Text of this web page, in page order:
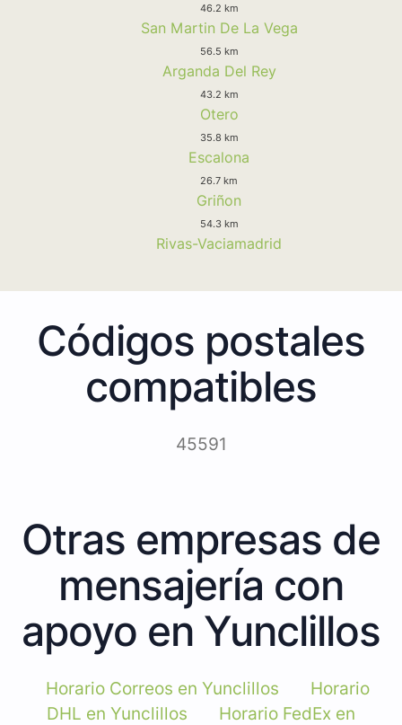
46.2 km
San Martin De La Vega
56.5 km
Arganda Del Rey
43.2 km
Otero
35.8 km
Escalona
26.7 km
Griñon
54.3 km
Rivas-Vaciamadrid
Códigos postales
compatibles
45591
Otras empresas de
mensajería con
apoyo en Yunclillos
Horario Correos en Yunclillos
Horario
DHL en Yunclillos
Horario FedEx en